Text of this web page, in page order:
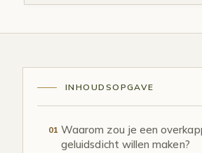
INHOUDSOPGAVE
01 Waarom zou je een
geluidsdicht willen maken?